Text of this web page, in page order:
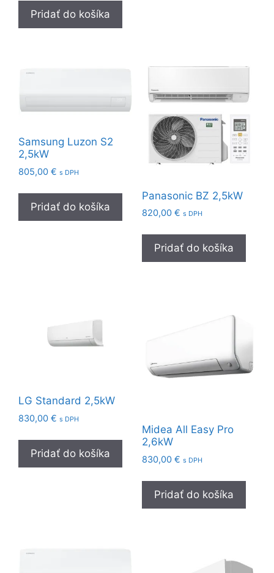
Pridať do košíka
Samsung Luzon S2
2,5kW
805,00 € s DPH
Pridať do košíka
Panasonic BZ 2,5kW
820,00 € s DPH
Pridať do košíka
LG Standard 2,5kW
830,00 € s DPH
Pridať do košíka
Midea All Easy Pro
2,6kW
830,00 € s DPH
Pridať do košíka